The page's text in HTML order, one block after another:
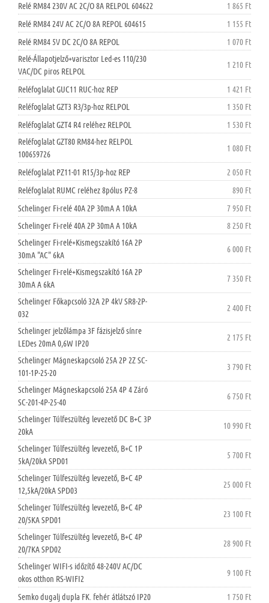
Relé RM84 230V AC 2C/O 8A RELPOL 604622
1 865 Ft
Relé RM84 24V AC 2C/O 8A REPOL 604615
1 155 Ft
Relé RM84 5V DC 2C/O 8A REPOL
1 070 Ft
Relé-Állapotjelző+varisztor Led-es 110/230
VAC/DC piros RELPOL
1 210 Ft
Reléfoglalat GUC11 RUC-hoz REP
1 421 Ft
Reléfoglalat GZT3 R3/3p-hoz RELPOL
1 350 Ft
Reléfoglalat GZT4 R4 reléhez RELPOL
1 530 Ft
Reléfoglalat GZT80 RM84-hez RELPOL
100659726
1 080 Ft
Reléfoglalat PZ11-01 R15/3p-hoz REP
2 050 Ft
Reléfoglalat RUMC reléhez 8pólus PZ-8
890 Ft
Schelinger Fi-relé 40A 2P 30mA A 10kA
7 950 Ft
Schelinger Fi-relé 40A 2P 30mA A 10kA
8 250 Ft
Schelinger Fi-relé+Kismegszakító 16A 2P
30mA "AC" 6kA
6 000 Ft
Schelinger Fi-relé+Kismegszakító 16A 2P
30mA A 6kA
7 350 Ft
Schelinger Főkapcsoló 32A 2P 4kV SR8-2P-
032
2 400 Ft
Schelinger jelzőlámpa 3F fázisjelző sínre
LEDes 20mA 0,6W IP20
2 175 Ft
Schelinger Mágneskapcsoló 25A 2P 2Z SC-
101-1P-25-20
3 790 Ft
Schelinger Mágneskapcsoló 25A 4P 4 Záró
SC-201-4P-25-40
6 750 Ft
Schelinger Túlfeszültég levezető DC B+C 3P
20kA
10 990 Ft
Schelinger Túlfeszültég levezető, B+C 1P
5kA/20kA SPD01
5 700 Ft
Schelinger Túlfeszültég levezető, B+C 4P
12,5kA/20kA SPD03
25 000 Ft
Schelinger Túlfeszültég levezető, B+C 4P
20/5KA SPD01
23 100 Ft
Schelinger Túlfeszültég levezető, B+C 4P
20/7KA SPD02
28 900 Ft
Schelinger WIFI-s időzítő 48-240V AC/DC
okos otthon RS-WIFI2
9 100 Ft
Semko dugalj dupla FK. fehér átlátszó IP20
1 750 Ft